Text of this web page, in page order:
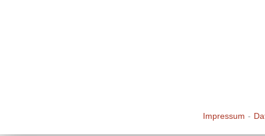
Impressum